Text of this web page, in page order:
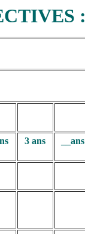
:
3 ans __ans